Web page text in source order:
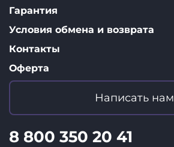
Написать нам
8 800 350 20 41
Гарантия
Условия обмена и возврата
Контакты
Оферта